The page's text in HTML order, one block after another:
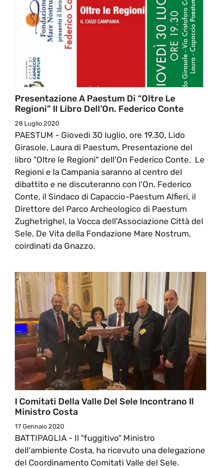
Presentazione A Paestum Di “Oltre Le
Regioni” Il Libro Dell’On. Federico Conte
28 Luglio 2020
PAESTUM - Giovedi 30 luglio, ore 19.30, Lido
Girasole, Laura di Paestum, Presentazione del
libro "Oltre le Regioni" dell'On Federico Conte. Le
Regioni e la Campania saranno al centro del
dibattito e ne discuteranno con l'On. Federico
Conte, il Sindaco di Capaccio-Paestum Alfieri, il
Direttore del Parco Archeologico di Paestum
Zughetrighel, la Vocca dell'Associazione Città del
Sele, De Vita della Fondazione Mare Nostrum,
coirdinati da Gnazzo.
I Comitati Della Valle Del Sele Incontrano Il
Ministro Costa
17 Gennaio 2020
BATTIPAGLIA - Il "fuggitivo" Ministro
dell'ambiente Costa, ha ricevuto una delegazione
del Coordinamento Comitati Valle del Sele.